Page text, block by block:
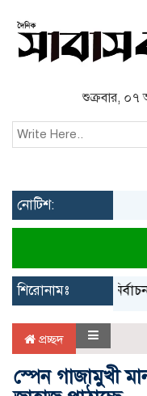
শুক্রবার, ০৭
নোটিশ:
শিরোনামঃরাষ্ট্রপতি
প্রচ্ছদ
স্পেন গাজামুখী